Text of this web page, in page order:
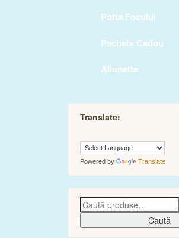
Pofta Focului
Pachete Cadou
Allunette
Translate:
Powered by Translate
Caută